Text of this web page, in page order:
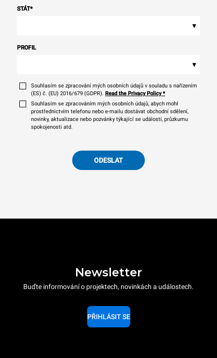
STÁT*
▾
PROFIL
▾
Souhlasím se zpracování mých osobních údajů v souladu s nařízením
(ES) č. (EU) 2016/679 (GDPR). Read the Privacy Policy*
Souhlasím se zpracováním mých osobních údajů, abych mohl
prostřednictvím telefonu nebo e-mailu dostávat obchodní sdělení,
novinky, aktualizace nebo pozvánky týkající se událostí, průzkumu
spokojenosti atd.
ODESLAT
Newsletter
Buďte informování o projektech, novinkách a událostech.
PŘIHLÁSIT SE